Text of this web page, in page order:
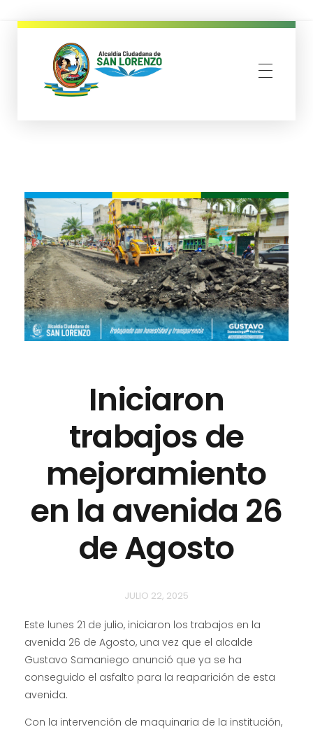
Iniciaron
trabajos de
mejoramiento
en la avenida 26
de Agosto
JULIO 22, 2025
Este lunes 21 de julio, iniciaron los trabajos en la
avenida 26 de Agosto, una vez que el alcalde
Gustavo Samaniego anunció que ya se ha
conseguido el asfalto para la reaparición de esta
avenida.
Con la intervención de maquinaria de la institución,